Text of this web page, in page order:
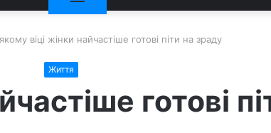
віці жінки найчастіше готові піти на зраду
Життя
готові